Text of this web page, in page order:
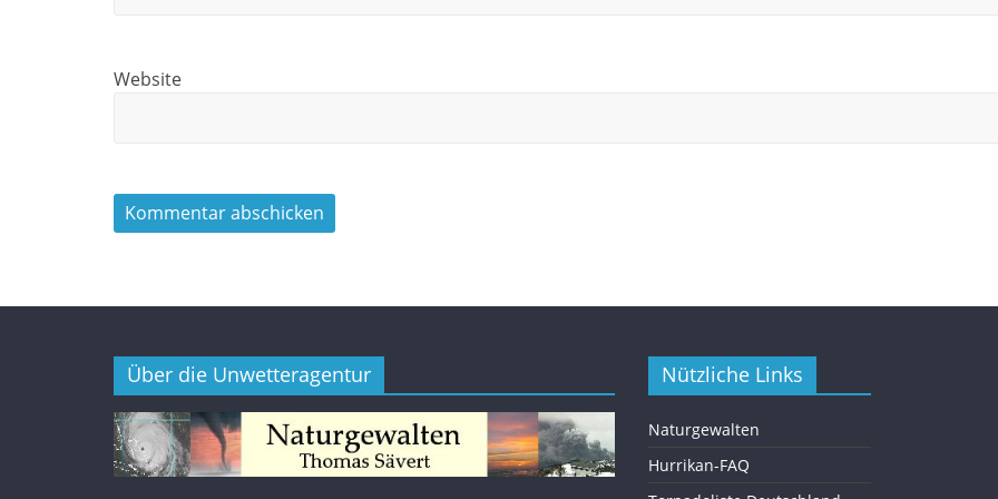
Website
Über die Unwetteragentur Nützliche Links
Naturgewalten
Hurrikan-FAQ